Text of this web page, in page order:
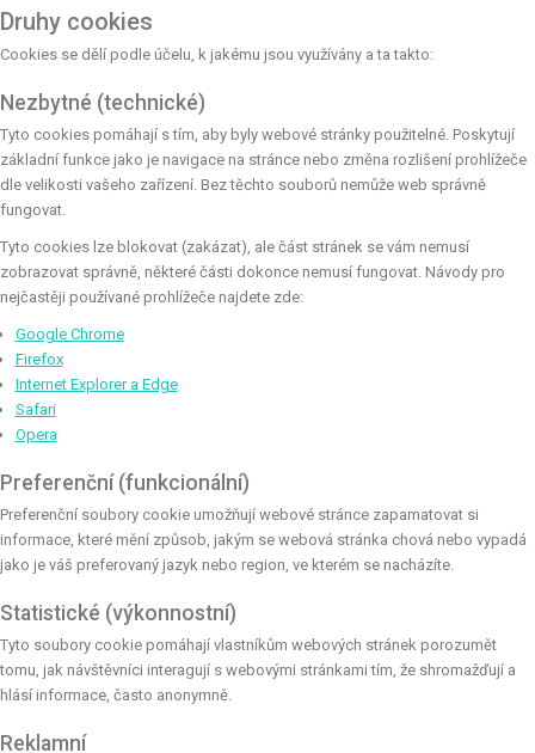
Druhy cookies
Cookies se dělí podle účelu, k jakému jsou využívány a ta takto:
Nezbytné (technické)
Tyto cookies pomáhají s tím, aby byly webové stránky použitelné. Poskytují
základní funkce jako je navigace na stránce nebo změna rozlišení prohlížeče
dle velikosti vašeho zařízení. Bez těchto souborů nemůže web správně
fungovat.
Tyto cookies lze blokovat (zakázat), ale část stránek se vám nemusí
zobrazovat správně, některé části dokonce nemusí fungovat. Návody pro
nejčastěji používané prohlížeče najdete zde:
Google Chrome
Firefox
Internet Explorer a Edge
Safari
Opera
Preferenční (funkcionální)
Preferenční soubory cookie umožňují webové stránce zapamatovat si
informace, které mění způsob, jakým se webová stránka chová nebo vypadá
jako je váš preferovaný jazyk nebo region, ve kterém se nacházíte.
Statistické (výkonnostní)
Tyto soubory cookie pomáhají vlastníkům webových stránek porozumět
tomu, jak návštěvníci interagují s webovými stránkami tím, že shromažďují a
hlásí informace, často anonymně.
Reklamní